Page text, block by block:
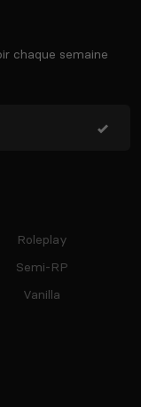
chaque semaine
Roleplay
Semi-RP
Vanilla